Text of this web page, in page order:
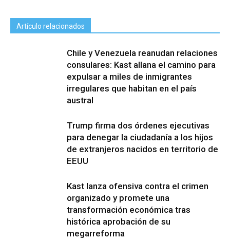
Artículo relacionados
Chile y Venezuela reanudan relaciones
consulares: Kast allana el camino para
expulsar a miles de inmigrantes
irregulares que habitan en el país
austral
Trump firma dos órdenes ejecutivas
para denegar la ciudadanía a los hijos
de extranjeros nacidos en territorio de
EEUU
Kast lanza ofensiva contra el crimen
organizado y promete una
transformación económica tras
histórica aprobación de su
megarreforma